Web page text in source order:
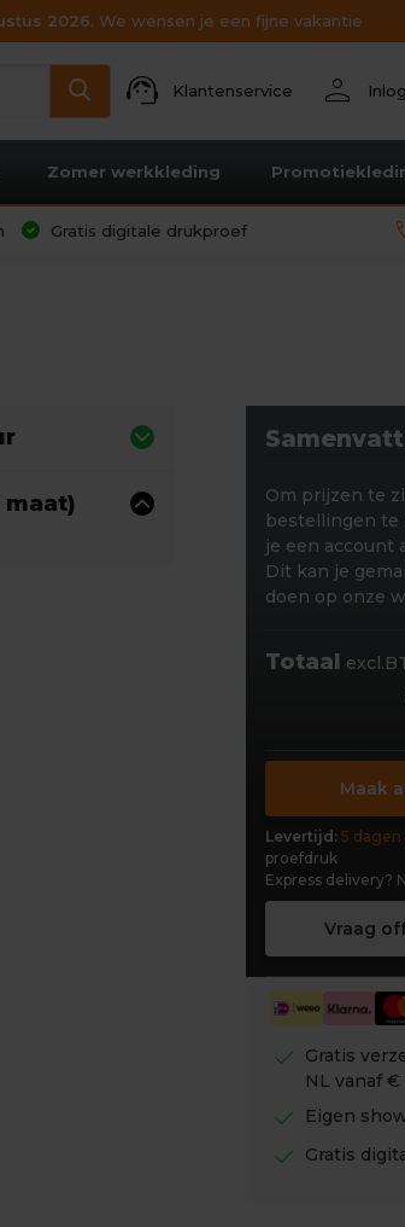
2026. We wensen je een fijne vakantie
support_agent Klantenservice person
Zomer werkkleding
Gratis digitale drukproef
maat)
Om prijzen te
bestellingen te
je een account
Dit kan je
doen op onze
Totaal
Maak
Levertijd: 5 dagen
proefdruk
Express delivery?
Vraag
check
Gratis
NL vanaf €
check Eigen
check Gratis